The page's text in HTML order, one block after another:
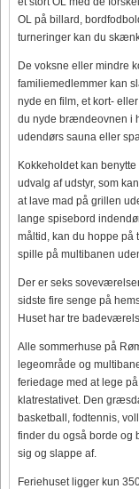
OL på billard,
turneringer kan du
De voksne eller mindre
familiemedlemmer kan
nyde en film, et kort-
du nyde brændeovnen i
udendørs sauna eller
Kokkeholdet kan
udvalg af udstyr, som
at lave mad på grillen
lange spisebord
måltid, kan du hoppe på
spille på multibanen
Der er seks
sidste fire senge på
Huset har tre
Alle sommerhuse på
legeområde og
feriedage med at lege
klatrestativet. Den
basketball, fodtennis,
finder du også borde og
sig og slappe af.
Feriehuset ligger kun